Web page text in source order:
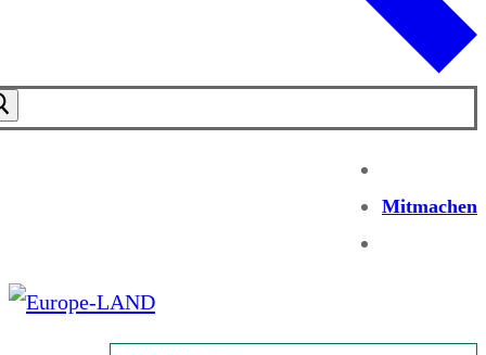
Mitmachen